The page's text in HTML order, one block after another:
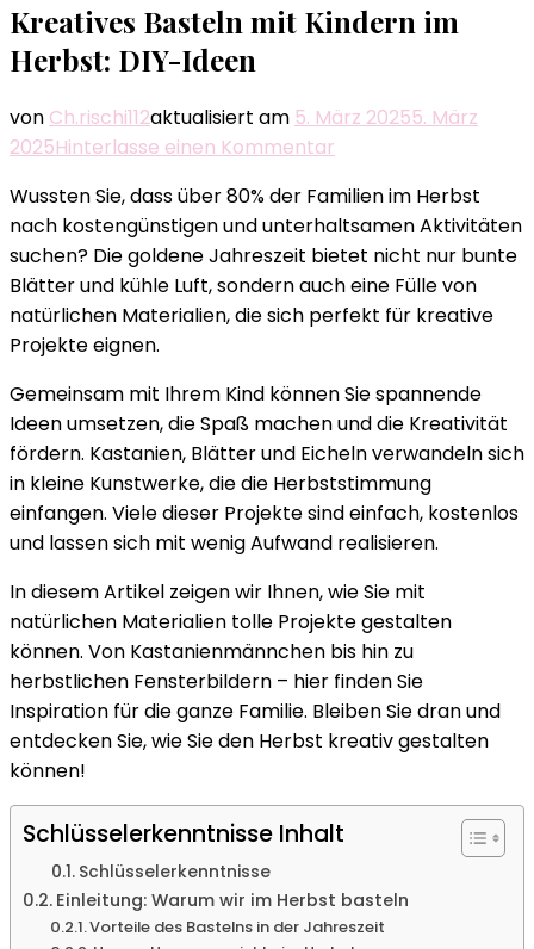
Kreatives Basteln mit Kindern im
Herbst: DIY-Ideen
von Ch.rischi112aktualisiert am 5. März 20255. März
2025Hinterlasse einen Kommentar
Basteln
mit
Kindern
im
Herbst:
Ideen
Wussten Sie, dass über 80% der Familien im Herbst
nach kostengünstigen und unterhaltsamen Aktivitäten
suchen? Die goldene Jahreszeit bietet nicht nur bunte
Blätter und kühle Luft, sondern auch eine Fülle von
natürlichen Materialien, die sich perfekt für kreative
Projekte eignen.
Gemeinsam mit Ihrem Kind können Sie spannende
Ideen umsetzen, die Spaß machen und die Kreativität
fördern. Kastanien, Blätter und Eicheln verwandeln sich
in kleine Kunstwerke, die die Herbststimmung
einfangen. Viele dieser Projekte sind einfach, kostenlos
und lassen sich mit wenig Aufwand realisieren.
In diesem Artikel zeigen wir Ihnen, wie Sie mit
natürlichen Materialien tolle Projekte gestalten
können. Von Kastanienmännchen bis hin zu
herbstlichen Fensterbildern – hier finden Sie
Inspiration für die ganze Familie. Bleiben Sie dran und
entdecken Sie, wie Sie den Herbst kreativ gestalten
können!
Schlüsselerkenntnisse Inhalt
Schlüsselerkenntnisse
Einleitung: Warum wir im Herbst basteln
Vorteile des Bastelns in der Jahreszeit